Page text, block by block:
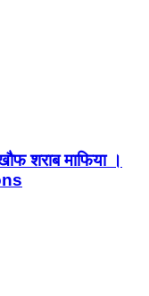
शराब माफिया ।